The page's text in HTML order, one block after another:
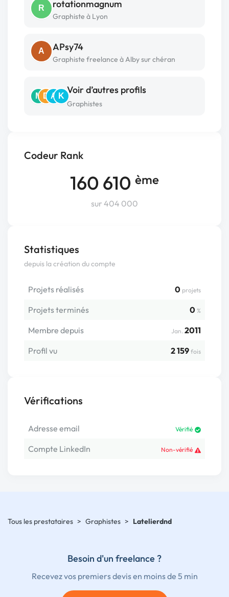
Codeur Rank
160 610 ème
sur 404 000
Statistiques
depuis la création du compte
Projets réalisés 0 projets
Projets terminés 0 %
Membre depuis Jan. 2011
Profil vu
2 159 fois
Vérifications
Adresse email Vérifié
Compte LinkedIn Non-vérifié
R rotationmagnum
Graphiste à Lyon
A APsy74
Graphiste freelance à Alby sur chéran
M D A K
Voir d’autres profils
Graphistes
Tous les prestataires > Graphistes > Latelierdnd
Besoin d'un freelance ?
Recevez vos premiers devis en moins de 5 min